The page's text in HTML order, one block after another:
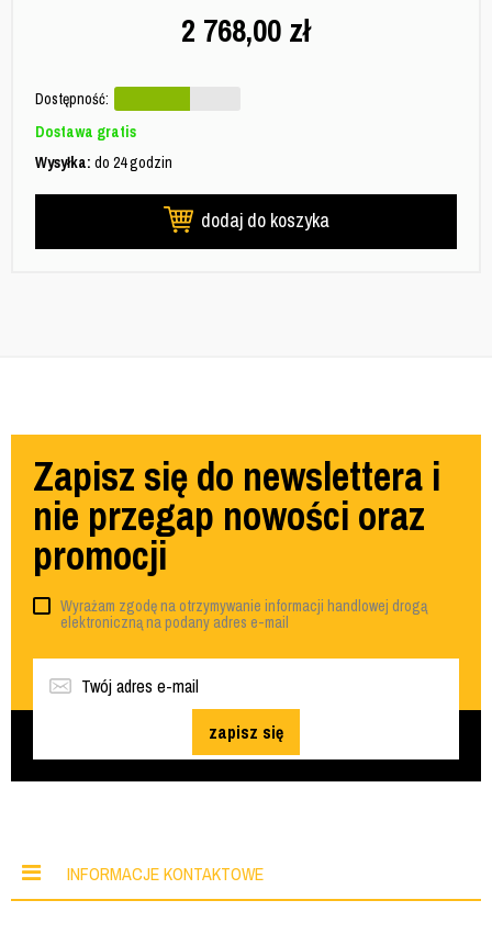
2 768,00 zł
Dostępność:
Dostawa gratis
Wysyłka: do 24 godzin
dodaj do koszyka
Zapisz się do newslettera i
nie przegap nowości oraz
promocji
Wyrażam zgodę na otrzymywanie informacji handlowej drogą
elektroniczną na podany adres e-mail
zapisz się
INFORMACJE KONTAKTOWE